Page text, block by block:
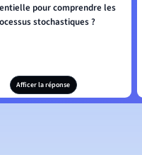
pour comprendre les
stochastiques ?
Afficer la réponse